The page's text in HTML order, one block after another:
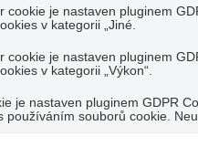
cookie je nastaven pluginem
v kategorii „Jiné.
cookie je nastaven pluginem
v kategorii „Výkon“.
je nastaven pluginem GDPR
používáním souborů cookie.